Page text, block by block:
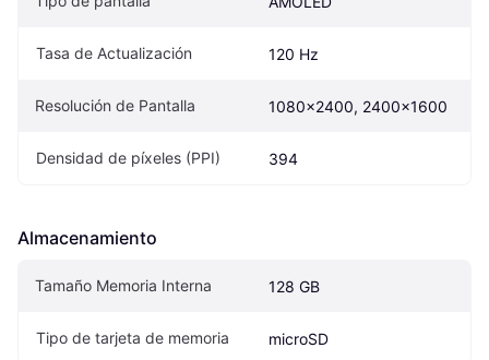
Tasa de Actualización 120 Hz
Resolución de Pantalla 1080x2400, 2400x1600
Densidad de píxeles (PPI) 394
Almacenamiento
Tamaño Memoria Interna 128 GB
Tipo de tarjeta de memoria microSD